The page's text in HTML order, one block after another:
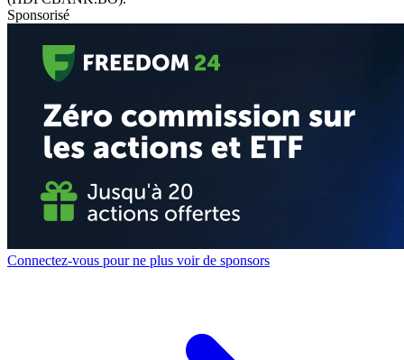
Sponsorisé
Connectez-vous pour ne plus voir de sponsors